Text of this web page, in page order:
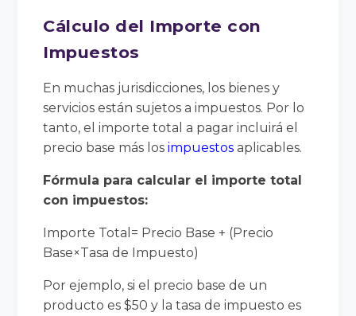
Cálculo del Importe con
Impuestos
En muchas jurisdicciones, los bienes y
servicios están sujetos a impuestos. Por lo
tanto, el importe total a pagar incluirá el
precio base más losimpuestos aplicables.
Fórmula para calcular el importe total
con impuestos:
Importe Total= Precio Base + (Precio
Base×Tasa de Impuesto)
Por ejemplo, si el precio base de un
producto es $50 y la tasa de impuesto es